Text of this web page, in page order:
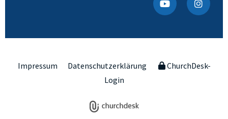
Impressum Datenschutzerklärung
ChurchDesk-
Login